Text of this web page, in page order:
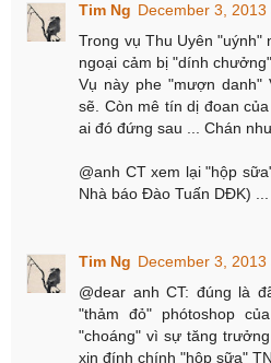
Tim Ng December 3, 2013
Trong vụ Thu Uyên "uýnh"
ngoại cảm bị "dính
Vụ này phe "mượn danh"
sẽ. Còn mê tín dị đoan
ai đó đứng sau ... Chán
@anh CT xem lại "hộp
Nhà báo Đào Tuấn DĐK)
Tim Ng December 3, 2013
@dear anh CT: đúng là
"thảm đỏ" phótoshop
"choáng" vì sự tăng
xin đính chính "hộp sữa"